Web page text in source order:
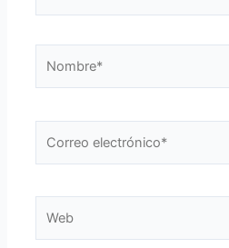
electrónico*